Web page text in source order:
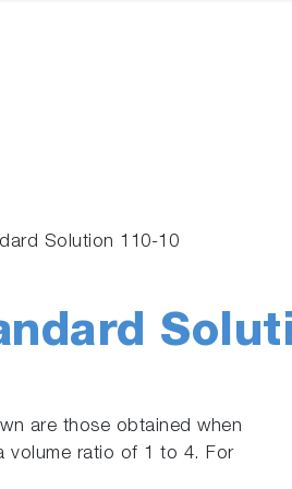
Solution 110-10
are those obtained when
volume ratio of 1 to 4. For